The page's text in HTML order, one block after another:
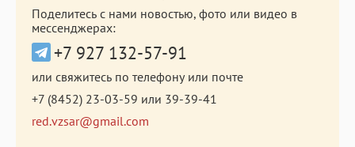
Поделитесь с нами новостью, фото или видео в
мессенджерах:
+7 927 132-57-91
или свяжитесь по телефону или почте
+7 (8452) 23-03-59 или 39-39-41
red.vzsar@gmail.com